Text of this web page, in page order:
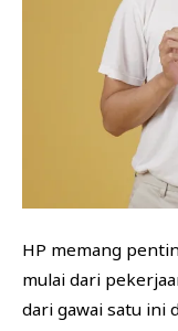
HP memang
mulai dari
dari gawai satu ini